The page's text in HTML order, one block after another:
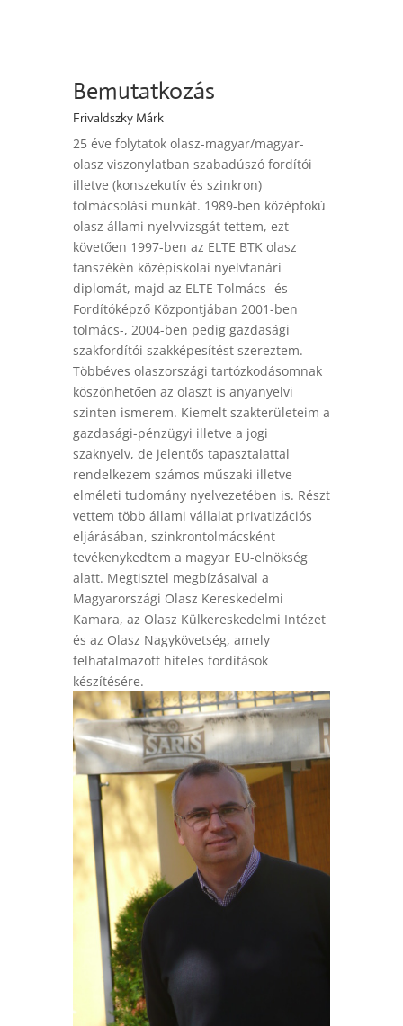
Bemutatkozás
Frivaldszky Márk
25 éve folytatok olasz-magyar/magyar-
olasz viszonylatban szabadúszó fordítói
illetve (konszekutív és szinkron)
tolmácsolási munkát. 1989-ben középfokú
olasz állami nyelvvizsgát tettem, ezt
követően 1997-ben az ELTE BTK olasz
tanszékén középiskolai nyelvtanári
diplomát, majd az ELTE Tolmács- és
Fordítóképző Központjában 2001-ben
tolmács-, 2004-ben pedig gazdasági
szakfordítói szakképesítést szereztem.
Többéves olaszországi tartózkodásomnak
köszönhetően az olaszt is anyanyelvi
szinten ismerem. Kiemelt szakterületeim a
gazdasági-pénzügyi illetve a jogi
szaknyelv, de jelentős tapasztalattal
rendelkezem számos műszaki illetve
elméleti tudomány nyelvezetében is. Részt
vettem több állami vállalat privatizációs
eljárásában, szinkrontolmácsként
tevékenykedtem a magyar EU-elnökség
alatt. Megtisztel megbízásaival a
Magyarországi Olasz Kereskedelmi
Kamara, az Olasz Külkereskedelmi Intézet
és az Olasz Nagykövetség, amely
felhatalmazott hiteles fordítások
készítésére.